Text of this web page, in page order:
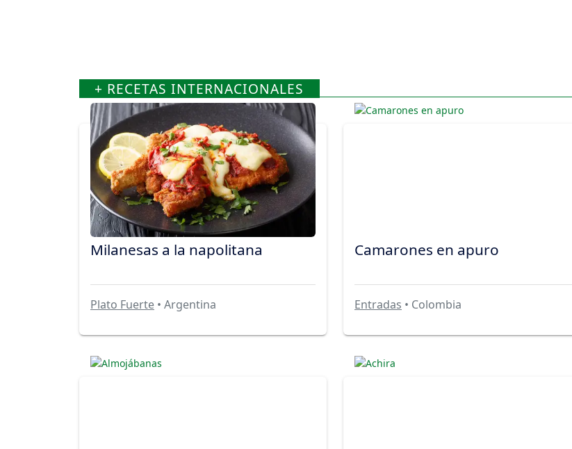
+ RECETAS INTERNACIONALES
Milanesas a la napolitana
Plato Fuerte • Argentina
Camarones en apuro
Entradas • Colombia